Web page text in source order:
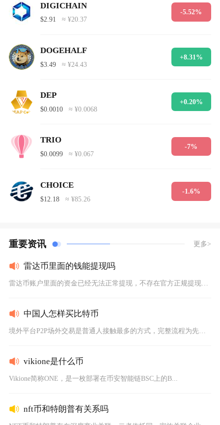
DIGICHAIN
$2.91 ≈ ¥20.37
-5.52%
DOGEHALF
$3.49 ≈ ¥24.43
+8.31%
DEP
$0.0010 ≈ ¥0.0068
+0.20%
TRIO
$0.0099 ≈ ¥0.067
-7%
CHOICE
$12.18 ≈ ¥85.26
-1.6%
重要资讯 更多>
雷达币里面的钱能提现吗
雷达币账户里面的资金已经无法正常提现，不存在官方正规提现渠道...
中国人怎样买比特币
境外平台P2P场外交易是普通人接触最多的方式，完整流程为先完...
vikione是什么币
Vikione简称ONE，是一枚部署在币安智能链BSC上的B...
nft币和特朗普有关系吗